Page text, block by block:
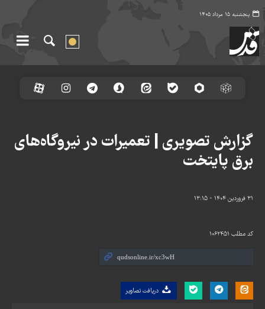
پنجشنبه ۱۵ مرداد ۱۴۰۵
۳۱ فروردین ۱۴۰۴ - ۱۳:۱۵
کد مطلب ۱۰۶۲۴۵۱
دریافت تصاویر
گزارش تصویری | تعمیرات در نیروگاه‌های
برق پایتخت